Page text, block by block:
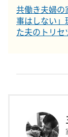
共働き夫婦
事はしない
た夫のトリセ